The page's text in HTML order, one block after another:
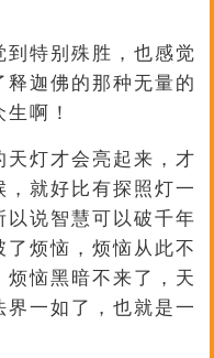
特别殊胜，也感觉
迦佛的那种无量的
啊！
天灯才会亮起来，才
就好比有探照灯一
说智慧可以破千年
烦恼，烦恼从此不
恼黑暗不来了，天
一如了，也就是一